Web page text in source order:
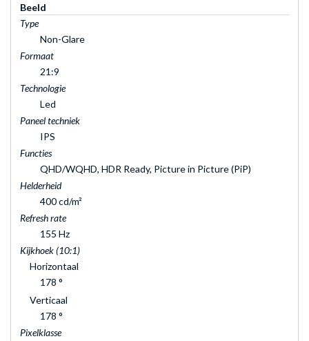
Beeld
Type
Non-Glare
Formaat
21:9
Technologie
Led
Paneel techniek
IPS
Functies
QHD/WQHD, HDR Ready, Picture in Picture (PiP)
Helderheid
400 cd/m²
Refresh rate
155 Hz
Kijkhoek (10:1)
Horizontaal
178 °
Verticaal
178 °
Pixelklasse